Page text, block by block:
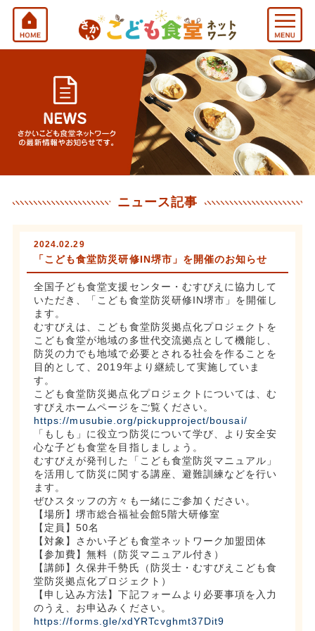
ニュース記事
2024.02.29
「こども食堂防災研修IN堺市」を開催のお知らせ
全国子ども食堂支援センター・むすびえに協力して
いただき、「こども食堂防災研修IN堺市」を開催し
ます。
むすびえは、こども食堂防災拠点化プロジェクトを
こども食堂が地域の多世代交流拠点として機能し、
防災の力でも地域で必要とされる社会を作ることを
目的として、2019年より継続して実施していま
す。
こども食堂防災拠点化プロジェクトについては、む
すびえホームページをご覧ください。
https://musubie.org/pickupproject/bousai/
「もしも」に役立つ防災について学び、より安全安
心な子ども食堂を目指しましょう。
むすびえが発刊した「こども食堂防災マニュアル」
を活用して防災に関する講座、避難訓練などを行い
ます。
ぜひスタッフの方々も一緒にご参加ください。
【場所】堺市総合福祉会館5階大研修室
【定員】50名
【対象】さかい子ども食堂ネットワーク加盟団体
【参加費】無料（防災マニュアル付き）
【講師】久保井千勢氏（防災士・むすびえこども食
堂防災拠点化プロジェクト）
【申し込み方法】下記フォームより必要事項を入力
のうえ、お申込みください。
https://forms.gle/xdYRTcvghmt37Dit9